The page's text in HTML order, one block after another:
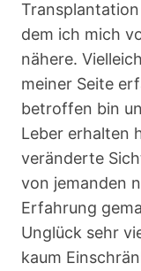
dem ich mich
nähere.
meiner Seite
betroffen bin
Leber erhalten
veränderte
von jemanden
Erfahrung
Unglück sehr
kaum